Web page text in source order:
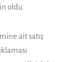
oldu.
ait satış